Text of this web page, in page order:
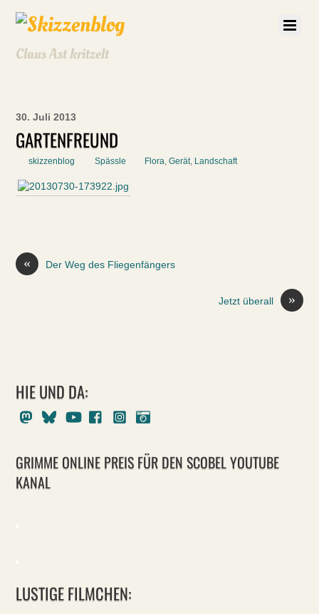
Claus Ast kritzelt
30. Juli 2013
GARTENFREUND
skizzenblog Spässle Flora,Gerät, Landschaft
« Der Weg des Fliegenfängers
»
Jetzt überall
HIE UND DA:
MastodonBlueskyYoutubeFacebookInstagram
GRIMME ONLINE PREIS FÜR DEN SCOBEL YOUTUBE
KANAL
LUSTIGE FILMCHEN: